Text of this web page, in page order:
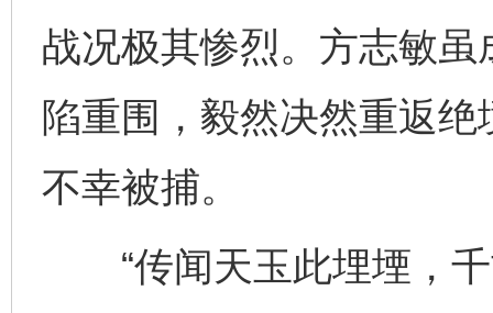
战况极其惨烈。方志敏
陷重围，毅然决然重返
不幸被捕。
“传闻天玉此埋堙，千